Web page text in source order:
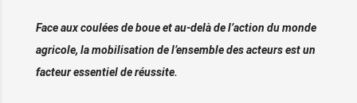
Face aux coulées de boue et au-delà de l’action du monde
agricole, la mobilisation de l’ensemble des acteurs est un
facteur essentiel de réussite.